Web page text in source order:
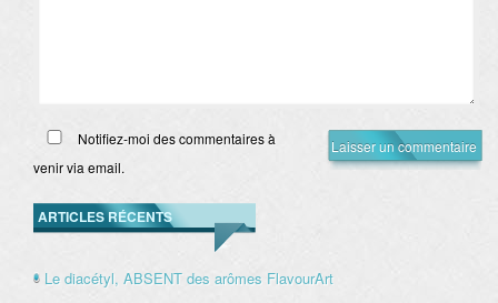
Notifiez-moi des commentaires à
venir via email.
ARTICLES RÉCENTS
Le diacétyl, ABSENT des arômes FlavourArt